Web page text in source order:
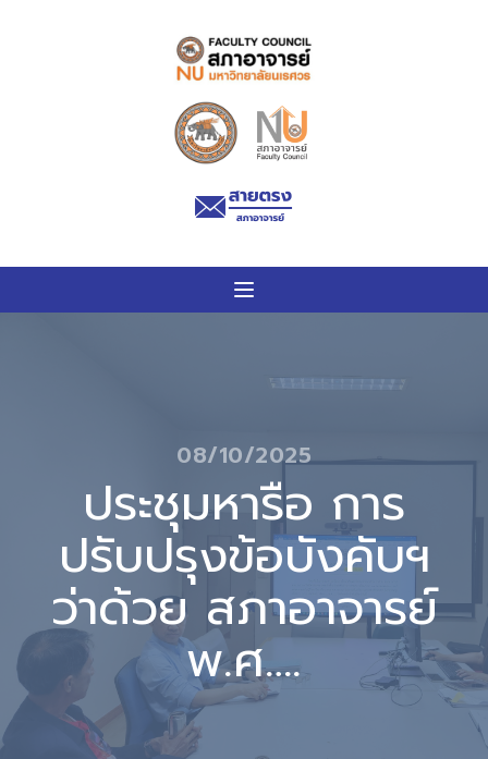
08/10/2025
ประชุมหารือ การ
ปรับปรุงข้อบังคับฯ
ว่าด้วย สภาอาจารย์
พ.ศ….